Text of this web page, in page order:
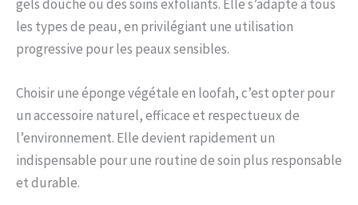
gels douche ou des soins exfoliants. Elle s’adapte à tous
les types de peau, en privilégiant une utilisation
progressive pour les peaux sensibles.
Choisir une éponge végétale en loofah, c’est opter pour
un accessoire naturel, efficace et respectueux de
l’environnement. Elle devient rapidement un
indispensable pour une routine de soin plus responsable
et durable.